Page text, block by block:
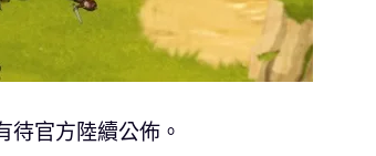
待官方陸續公佈。